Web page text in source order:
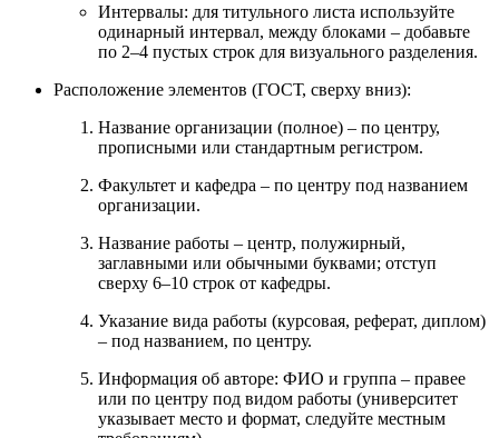
Интервалы: для титульного листа используйте
одинарный интервал, между блоками – добавьте
по 2–4 пустых строк для визуального разделения.
Расположение элементов (ГОСТ, сверху вниз):
Название организации (полное) – по центру,
прописными или стандартным регистром.
Факультет и кафедра – по центру под названием
организации.
Название работы – центр, полужирный,
заглавными или обычными буквами; отступ
сверху 6–10 строк от кафедры.
Указание вида работы (курсовая, реферат, диплом)
– под названием, по центру.
Информация об авторе: ФИО и группа – правее
или по центру под видом работы (университет
указывает место и формат, следуйте местным